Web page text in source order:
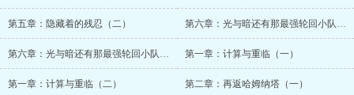
第五章：隐藏着的残忍（二） 第六章：光与暗还有那最强轮回小队的开端！（一）
第六章：光与暗还有那最强轮回小队的开端！（二） 第一章：计算与重临（一）
第一章：计算与重临（二） 第二章：再返哈姆纳塔（一）